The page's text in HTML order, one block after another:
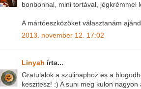
bonbonnal, mini tortával, jégkrémmel
A mártóeszközöket választanám
2013. november 12. 17:02
Linyah írta...
Gratulalok a szulinaphoz es a
keszitesz! :) A suni meg kulon nagyon